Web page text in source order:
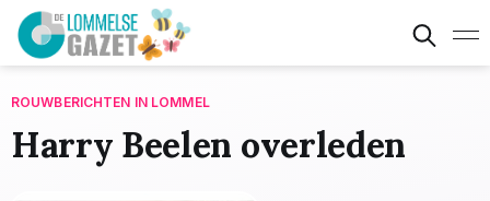
ROUWBERICHTEN IN LOMMEL
Harry Beelen overleden